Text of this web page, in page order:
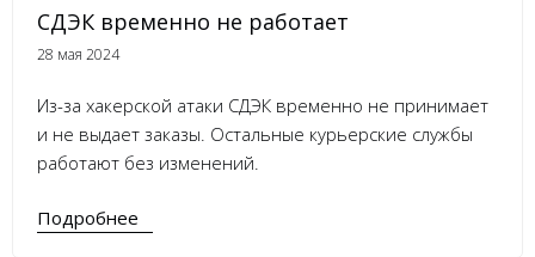
СДЭК временно не работает
28 мая 2024
Из-за хакерской атаки СДЭК временно не принимает
и не выдает заказы. Остальные курьерские службы
работают без изменений.
Подробнее